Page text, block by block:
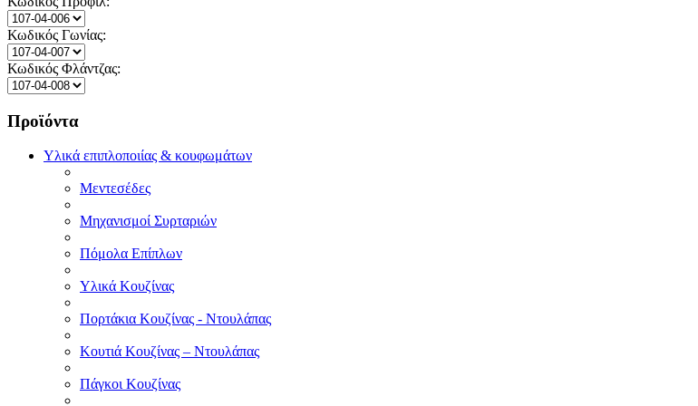
Κωδικός Γωνίας:
Κωδικός Φλάντζας:
Προϊόντα
Υλικά επιπλοποιίας & κουφωμάτων
Μεντεσέδες
Μηχανισμοί Συρταριών
Πόμολα Επίπλων
Υλικά Κουζίνας
Πορτάκια Κουζίνας - Ντουλάπας
Κουτιά Κουζίνας – Ντουλάπας
Πάγκοι Κουζίνας